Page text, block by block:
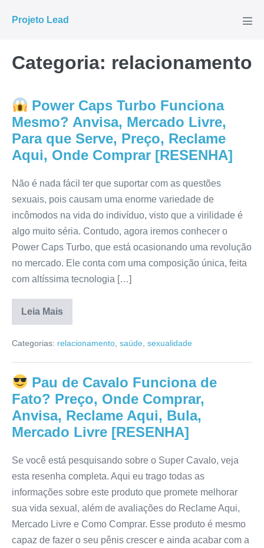
para
conteúdo
Projeto Lead
Categoria: relacionamento
Power Caps Turbo Funciona
Mesmo? Anvisa, Mercado Livre,
Para que Serve, Preço, Reclame
Aqui, Onde Comprar [RESENHA]
Não é nada fácil ter que suportar com as questões
sexuais, pois causam uma enorme variedade de
incômodos na vida do indivíduo, visto que a virilidade é
algo muito séria. Contudo, agora iremos conhecer o
Power Caps Turbo, que está ocasionando uma revolução
no mercado. Ele conta com uma composição única, feita
com altíssima tecnologia […]
Leia Mais
Power
Turbo
Mesmo?
Mercado
Livre,
Para
que
Serve,
Preço,
Reclame
Onde
Comprar
[RESENHA]
Categorias: relacionamento saúde sexualidade
Pau de Cavalo Funciona de
Fato? Preço, Onde Comprar,
Anvisa, Reclame Aqui, Bula,
Mercado Livre [RESENHA]
Se você está pesquisando sobre o Super Cavalo, veja
esta resenha completa. Aqui eu trago todas as
informações sobre este produto que promete melhorar
sua vida sexual, além de avaliações do Reclame Aqui,
Mercado Livre e Como Comprar. Esse produto é mesmo
capaz de fazer o seu pênis crescer e ainda acabar com a